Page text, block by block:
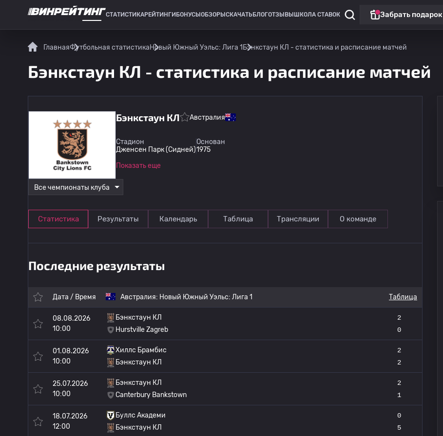
СТАТИСТИКАРЕЙТИНГИ БОНУСЫ ОБЗОРЫ СКАЧАТЬ БЛОГОТЗЫВЫ ШКОЛА СТАВОК Забрать подарок
ГлавнаяФутбольная статистикаНовый Южный Уэльс: Лига 1 Бэнкстаун КЛ - статистика и расписание матчей
Бэнкстаун КЛ - статистика и расписание матчей
Бэнкстаун КЛ Австралия
Стадион
Дженсен Парк (Сидней)
Основан
1975
Показать еще
Все чемпионаты клуба
Статистика Результаты Календарь Таблица Трансляции О команде
Последние результаты
Дата / Время Австралия: Новый Южный Уэльс: Лига 1 Таблица
08.08.2026
10:00
Бэнкстаун КЛ
Hurstville Zagreb
2
0
01.08.2026
10:00
Хиллс Брамбис
Бэнкстаун КЛ
2
2
25.07.2026
10:00
Бэнкстаун КЛ
Canterbury Bankstown
2
1
18.07.2026
12:00
Буллс Академи
Бэнкстаун КЛ
0
5